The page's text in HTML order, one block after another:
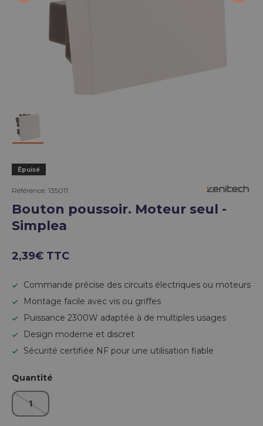
Épuisé
Référence: 135011
Bouton poussoir. Moteur seul -
Simplea
2,39€ TTC
Commande précise des circuits électriques ou moteurs
Montage facile avec vis ou griffes
Puissance 2300W adaptée à de multiples usages
Design moderne et discret
Sécurité certifiée NF pour une utilisation fiable
Quantité
1